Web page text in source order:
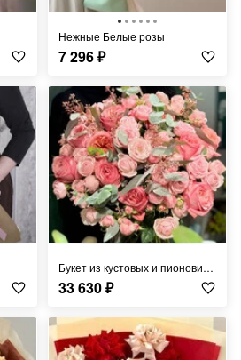
Нежные Белые розы
7 296₽
Букет из кустовых и пионовидных роз
33 630₽